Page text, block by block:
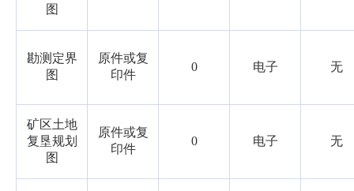
图
勘测定界
图
原件或复
印件
0 电子 无
矿区土地
复垦规划
图
原件或复
印件
0 电子 无